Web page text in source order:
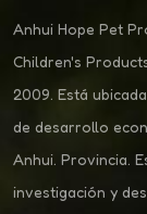
favorita para
Anhui Hope Pet
Children's
2009. Está
de desarrollo
Anhui. Provincia.
investigación y